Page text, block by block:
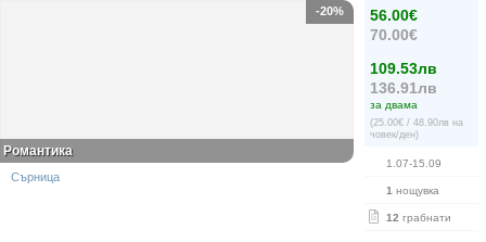
56.00€
70.00€
109.53лв
136.91лв
за двама
(25.00€ / 48.90лв на
човек/ден)
1.07-15.09
1 нощувка
12 грабнати
-20%
Романтика
Сърница